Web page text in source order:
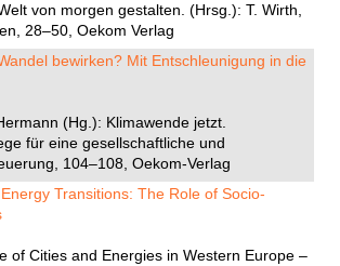
von morgen gestalten. (Hrsg.): T. Wirth,
28–50, Oekom Verlag
bewirken? Mit Entschleunigung in die
(Hg.): Klimawende jetzt.
für eine gesellschaftliche und
104–108, Oekom-Verlag
Transitions: The Role of Socio-
of Cities and Energies in Western Europe –